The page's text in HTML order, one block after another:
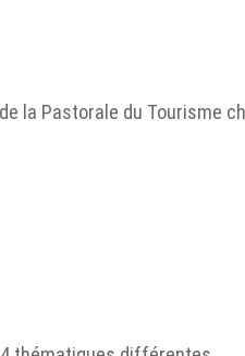
la Pastorale du Tourisme